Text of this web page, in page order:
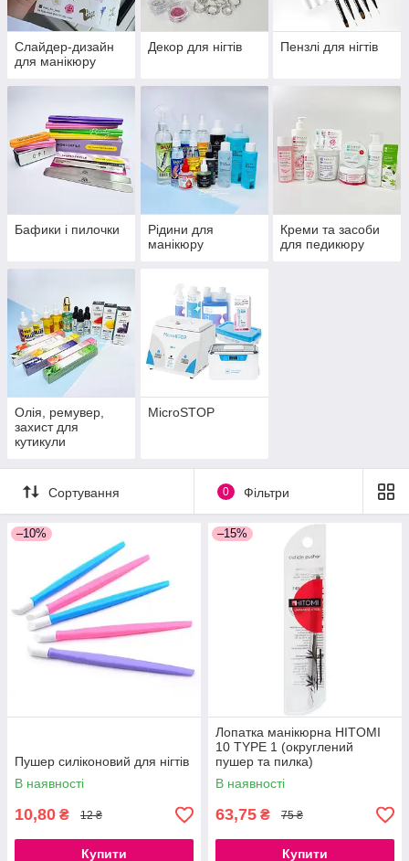
Слайдер-дизайн
для манікюру
Декор для нігтів Пензлі для нігтів
Бафики і пилочки
Рідини для
манікюру
Креми та засоби
для педикюру
Олія, ремувер,
захист для
кутикули
MicroSTOP
Сортування 0 Фільтри
–10%
Пушер силіконовий для нігтів
В наявності
10,80 ₴ 12 ₴
Купити
–15%
Лопатка манікюрна HITOMI
10 TYPE 1 (округлений
пушер та пилка)
В наявності
63,75 ₴ 75 ₴
Купити